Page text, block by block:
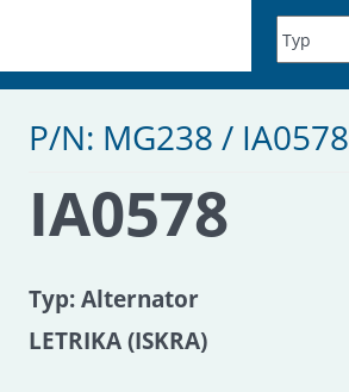
P/N: MG238 / IA0578
IA0578
Typ: Alternator
LETRIKA (ISKRA)